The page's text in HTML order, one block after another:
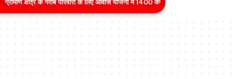
ग्रामीण क्षेत्र के गरीब परिवारों के लिए आवास योजना में 1400 करोड़ रुपये का बजट वित्तीय वर्ष